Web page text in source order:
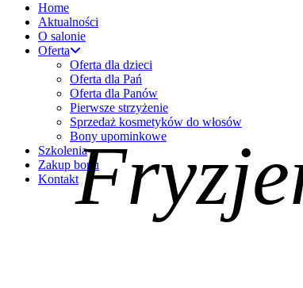
Home
Aktualności
O salonie
Oferta
Oferta dla dzieci
Oferta dla Pań
Oferta dla Panów
Pierwsze strzyżenie
Sprzedaż kosmetyków do włosów
Bony upominkowe
Szkolenia
Zakup bonu
Kontakt